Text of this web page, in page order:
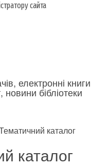
сайта
електронні
новини бібліотеки
каталог
каталог